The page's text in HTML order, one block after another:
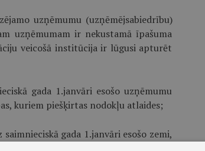
uzņēmumu (uzņēmējsabiedrību)
uzņēmumam ir nekustamā īpašuma
veicošā institūcija ir lūgusi apturēt
gada 1.janvāri esošo uzņēmumu
kuriem piešķirtas nodokļu atlaides;
gada 1.janvāri esošo zemi,
saskaņā ar likuma "Par nekustamā